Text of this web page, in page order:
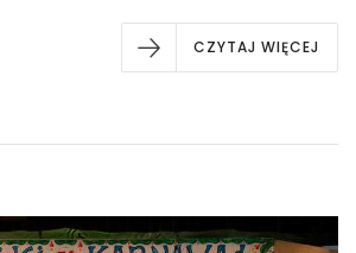
CZYTAJ WIĘCEJ